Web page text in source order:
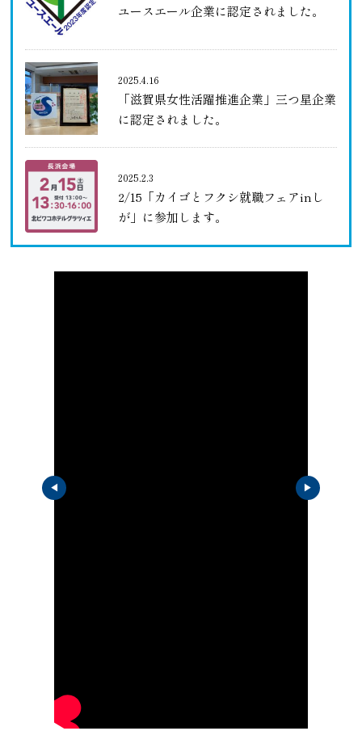
ユースエール企業に認定されました。
2025.4.16
「滋賀県女性活躍推進企業」三つ星企業
に認定されました。
2025.2.3
2/15「カイゴとフクシ就職フェアinし
が」に参加します。